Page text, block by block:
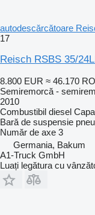
autodescărcătoare
17
Reisch RSBS 35/
8.800 EUR ≈ 46.170
Semiremorcă -
2010
Combustibil diesel
Bară de suspensie
Număr de axe 3
Germania, Bakum
A1-Truck GmbH
Luați legătura cu